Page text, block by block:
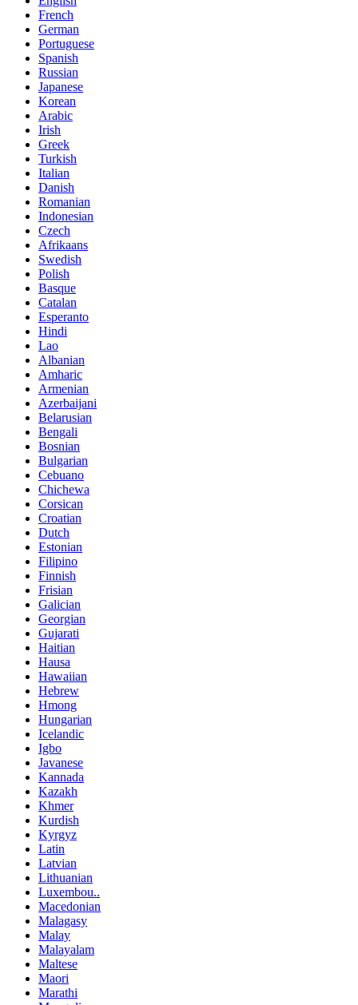
French
German
Portuguese
Spanish
Russian
Japanese
Korean
Arabic
Irish
Greek
Turkish
Italian
Danish
Romanian
Indonesian
Czech
Afrikaans
Swedish
Polish
Basque
Catalan
Esperanto
Hindi
Lao
Albanian
Amharic
Armenian
Azerbaijani
Belarusian
Bengali
Bosnian
Bulgarian
Cebuano
Chichewa
Corsican
Croatian
Dutch
Estonian
Filipino
Finnish
Frisian
Galician
Georgian
Gujarati
Haitian
Hausa
Hawaiian
Hebrew
Hmong
Hungarian
Icelandic
Igbo
Javanese
Kannada
Kazakh
Khmer
Kurdish
Kyrgyz
Latin
Latvian
Lithuanian
Luxembou..
Macedonian
Malagasy
Malay
Malayalam
Maltese
Maori
Marathi